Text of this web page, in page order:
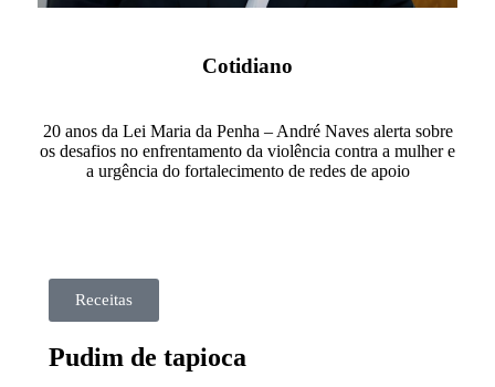
Cotidiano
20 anos da Lei Maria da Penha – André Naves alerta sobre
os desafios no enfrentamento da violência contra a mulher e
a urgência do fortalecimento de redes de apoio
Receitas
Pudim de tapioca